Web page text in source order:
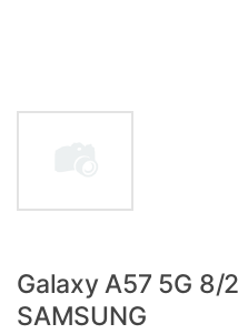
Galaxy A57 5G 8/
SAMSUNG